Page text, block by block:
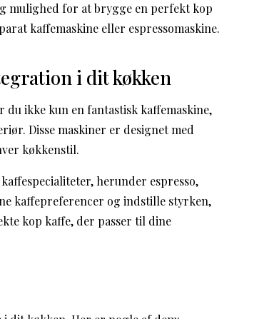
mulighed for at brygge en perfekt kop
kaffemaskine eller espressomaskine.
i dit køkken
ikke kun en fantastisk kaffemaskine,
Disse maskiner er designet med
køkkenstil.
herunder espresso,
kaffepreferencer og indstille styrken,
kop kaffe, der passer til dine